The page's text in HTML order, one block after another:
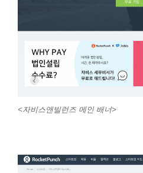
<자비스앤빌런즈 메인 배너>